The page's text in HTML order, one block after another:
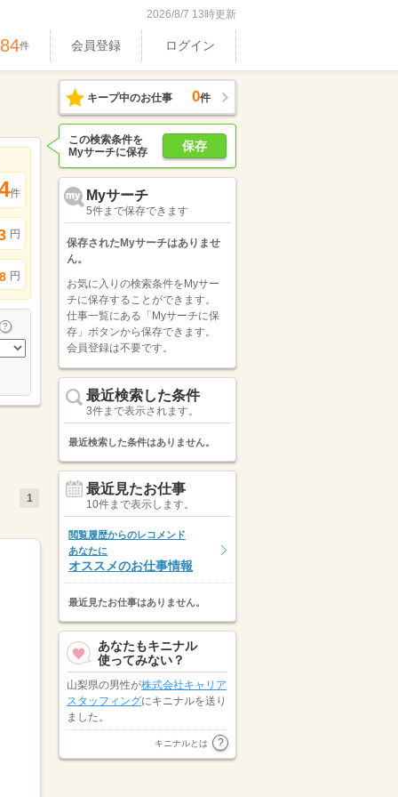
2026/8/7 13時更新
件 会員登録 ログイン
件
円
円
1
キープ中のお仕事 0件
保存
この検索条件を
Myサーチに保存
Myサーチ
5件まで保存できます
保存されたMyサーチはありませ
ん。
お気に入りの検索条件をMyサー
チに保存することができます。
仕事一覧にある「Myサーチに保
存」ボタンから保存できます。
会員登録は不要です。
最近検索した条件
3件まで表示されます。
最近検索した条件はありません。
最近見たお仕事
10件まで表示します。
閲覧履歴からのレコメンド
あなたに
オススメのお仕事情報
最近見たお仕事はありません。
あなたもキニナル
使ってみない？
山梨県の男性が株式会社キャリア
スタッフィングにキニナルを送り
ました。
株式会社オープンループパートナ
ーズが新潟県の男性にキニナルを
キニナルとは